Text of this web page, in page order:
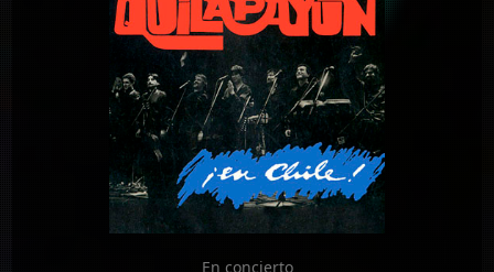
En concierto